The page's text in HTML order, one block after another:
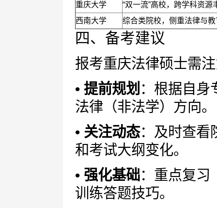
重庆大学
“双一流”高校，跨学科资源
西南大学
综合类院校，侧重法律与
四、备考建议
报考重庆法律硕士需
• 提前规划 ：根据自身
法律（非法学）方向。
• 关注动态：及时查看
和考试大纲变化。
• 强化基础：重点复习
训练答题技巧。